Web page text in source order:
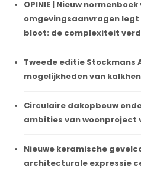
OPINIE | Nieuw
omgevingsaanvragen
bloot: de complexiteit
Tweede editie Stockmans
mogelijkheden van
Circulaire dakopbouw
ambities van woonproject
Nieuwe keramische
architecturale expressie